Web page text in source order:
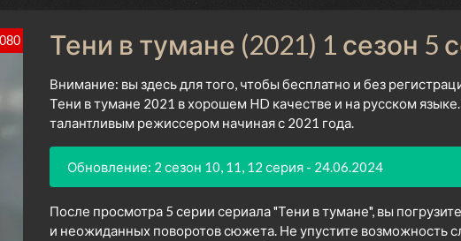
Тени в тумане (2021) 1 сезон 5
Внимание: вы здесь для того, чтобы бесплатно и без
Тени в тумане 2021 в хорошем HD качестве и на русском
талантливым режиссером начиная с 2021 года.
Обновление: 2 сезон 10, 11, 12 серия - 24.06.2024
После просмотра 5 серии сериала "Тени в тумане", вы
и неожиданных поворотов сюжета. Не упустите возможность